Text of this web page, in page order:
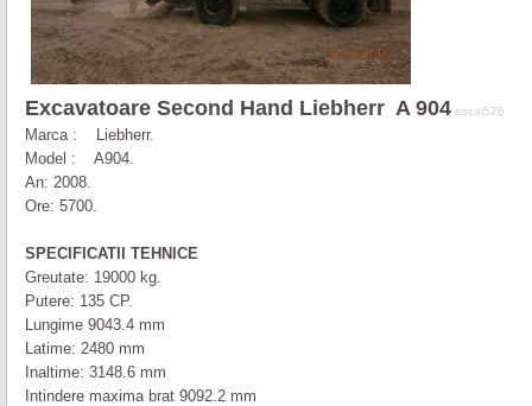
Excavatoare Second Hand Liebherr A 904 escal526
Marca : Liebherr.
Model : A904
An: 2008.
Ore: 5700.
SPECIFICATII TEHNICE
Greutate: 19000 kg.
Putere: 135 CP.
Lungime 9043.4 mm
Latime: 2480 mm
Inaltime: 3148.6 mm
Intindere maxima brat 9092.2 mm